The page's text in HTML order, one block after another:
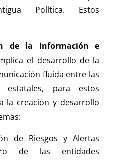
Política. Estos
de la información e
el desarrollo de la
fluida entre las
estatales, para estos
la creación y desarrollo
de Riesgos y Alertas
de las entidades